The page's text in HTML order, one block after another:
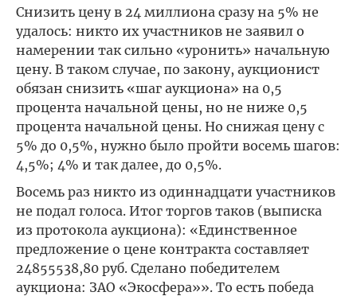
Снизить цену в 24 миллиона сразу на 5% не
удалось: никто их участников не заявил о
намерении так сильно «уронить» начальную
цену. В таком случае, по закону, аукционист
обязан снизить «шаг аукциона» на 0,5
процента начальной цены, но не ниже 0,5
процента начальной цены. Но снижая цену с
5% до 0,5%, нужно было пройти восемь шагов:
4,5%; 4% и так далее, до 0,5%.
Восемь раз никто из одиннадцати участников
не подал голоса. Итог торгов таков (выписка
из протокола аукциона): «Единственное
предложение о цене контракта составляет
24855538,80 руб. Сделано победителем
аукциона: ЗАО «Экосфера»». То есть победа